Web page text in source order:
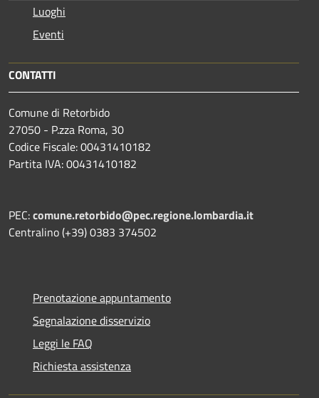
Luoghi
Eventi
CONTATTI
Comune di Retorbido
27050 - P.zza Roma, 30
Codice Fiscale: 00431410182
Partita IVA: 00431410182
PEC:comune.retorbido@pec.regione.lombardia.it
Centralino (+39) 0383 374502
Prenotazione appuntamento
Segnalazione disservizio
Leggi le FAQ
Richiesta assistenza